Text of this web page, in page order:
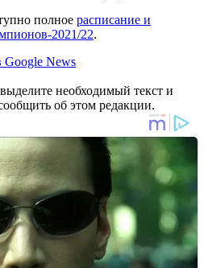
полное расписание и
2021/22.
Google News
необходимый текст и
об этом редакции.